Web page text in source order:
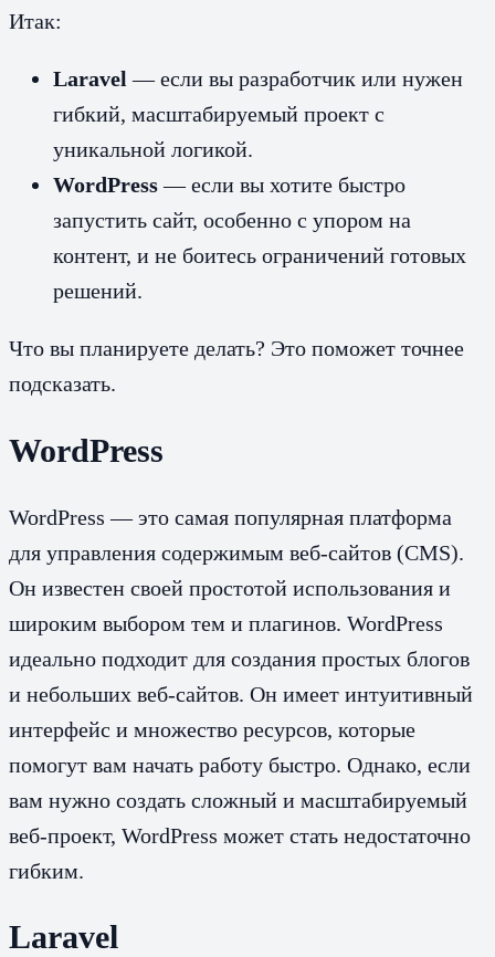
Итак:
Laravel — если вы разработчик или нужен
гибкий, масштабируемый проект с
уникальной логикой.
WordPress— если вы хотите быстро
запустить сайт, особенно с упором на
контент, и не боитесь ограничений готовых
решений.
Что вы планируете делать? Это поможет точнее
подсказать.
WordPress
WordPress — это самая популярная платформа
для управления содержимым веб-сайтов (CMS).
Он известен своей простотой использования и
широким выбором тем и плагинов. WordPress
идеально подходит для создания простых блогов
и небольших веб-сайтов. Он имеет интуитивный
интерфейс и множество ресурсов, которые
помогут вам начать работу быстро. Однако, если
вам нужно создать сложный и масштабируемый
веб-проект, WordPress может стать недостаточно
гибким.
Laravel